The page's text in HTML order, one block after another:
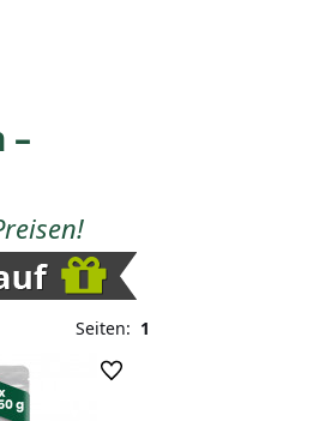
–
Seiten: 1